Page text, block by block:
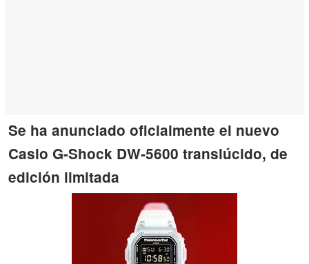
Se ha anunciado oficialmente el nuevo
Casio G-Shock DW-5600 translúcido, de
edición limitada